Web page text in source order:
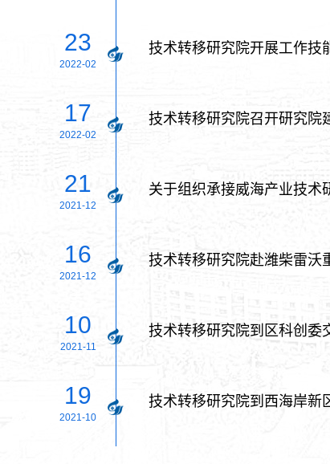
23
2022-02
技术转移研究院开展工作技
17
2022-02
技术转移研究院召开研究院
21
2021-12
关于组织承接威海产业技术
16
2021-12
技术转移研究院赴潍柴雷沃
10
2021-11
技术转移研究院到区科创委
19
2021-10
技术转移研究院到西海岸新